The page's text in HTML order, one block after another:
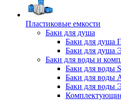
Пластиковые емкости
Баки для душа
Баки для душа
Баки для душа
Баки для воды и
Баки для воды
Баки для
Баки для воды